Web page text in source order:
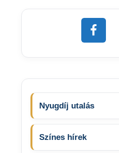
Nyugdíj utalás
Színes hírek